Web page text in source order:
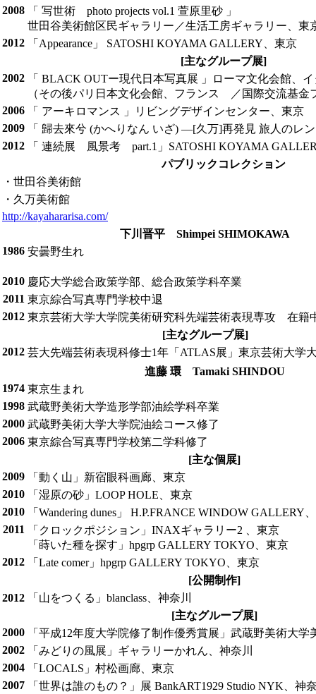
2008
「 写世術 photo projects vol.1 萱原里砂 」
世田谷美術館区民ギャラリー／生活工房ギャラリー、東
2012
「Appearance」 SATOSHI KOYAMA GALLERY、東京
[主なグループ展]
2002
「 BLACK OUTー現代日本写真展 」ローマ文化会館、
（その後パリ日本文化会館、フランス ／国際交流基金
2006
「 アーキロマンス 」リビングデザインセンター、東京
2009
「 歸去來兮 (かへりなん いざ) ―[久万]再発見 旅人のレ
2012
「 連続展 風景考 part.1」SATOSHI KOYAMA
パブリックコレクション
・世田谷美術館
・久万美術館
http://kayahararisa.com/
下川晋平 Shimpei SHIMOKAWA
1986 安曇野生れ
2010 慶応大学総合政策学部、総合政策学科卒業
2011 東京綜合写真専門学校中退
2012 東京芸術大学大学院美術研究科先端芸術表現専攻 在籍
[主なグループ展]
2012 芸大先端芸術表現科修士1年「ATLAS展」東京芸術大
進藤 環 Tamaki SHINDOU
1974 東京生まれ
1998 武蔵野美術大学造形学部油絵学科卒業
2000 武蔵野美術大学大学院油絵コース修了
2006 東京綜合写真専門学校第二学科修了
[主な個展]
2009
「動く山」新宿眼科画廊、東京
2010
「湿原の砂」LOOP HOLE、東京
2010
「Wandering dunes」 H.P.FRANCE WINDOW GALLERY
2011
「クロックポジション」INAXギャラリー2 、東京
「蒔いた種を探す」hpgrp GALLERY TOKYO、東京
2012
「Late comer」hpgrp GALLERY TOKYO、東京
[公開制作]
2012
「山をつくる」blanclass、神奈川
[主なグループ展]
2000
「平成12年度大学院修了制作優秀賞展」武蔵野美術大
2002
「みどりの風展」ギャラリーかれん、神奈川
2004
「LOCALS」村松画廊、東京
2007
「世界は誰のもの？」展 BankART1929 Studio NYK、神